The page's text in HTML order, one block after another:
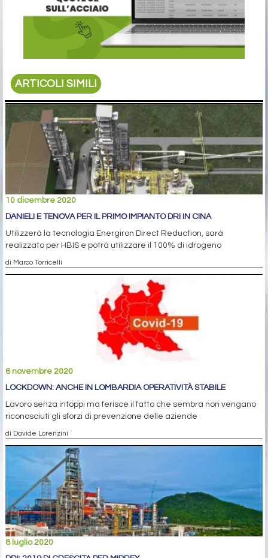
ARTICOLI SIMILI
10 dicembre 2020
DANIELI E TENOVA PER IL PRIMO IMPIANTO DRI IN CINA
Utilizzerà la tecnologia Energiron Direct Reduction, sarà
realizzato per HBIS e potrà utilizzare il 100% di idrogeno
di Marco Torricelli
6 novembre 2020
LOCKDOWN: ANCHE IN LOMBARDIA OPERATIVITÀ STABILE
Lavoro senza intoppi ma ferisce il fatto che sembra non vengano
riconosciuti gli sforzi di prevenzione delle aziende
di Davide Lorenzini
8 luglio 2020